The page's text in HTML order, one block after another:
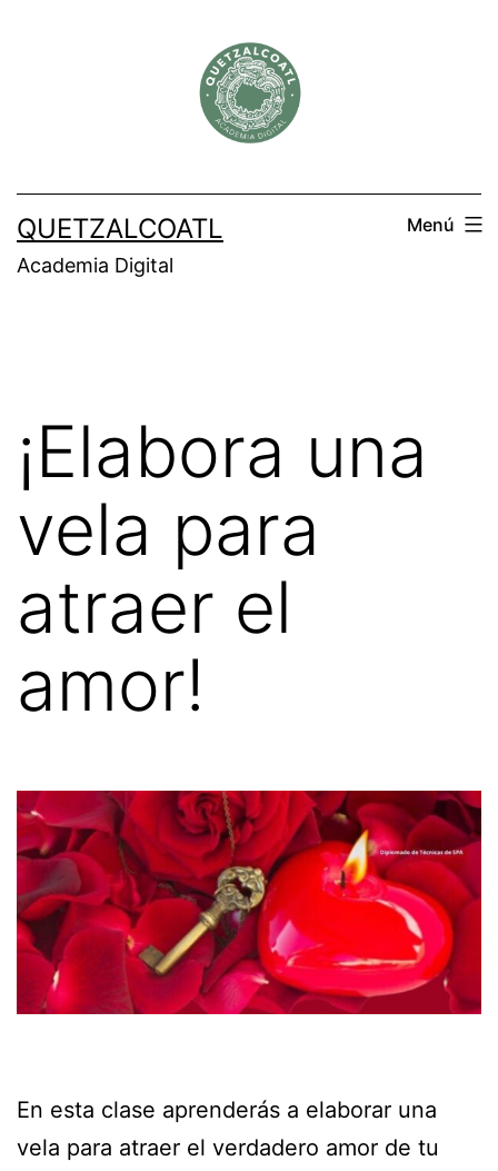
QUETZALCOATL
Academia Digital
Menú
¡Elabora una
vela para
atraer el
amor!
En esta clase aprenderás a elaborar una
vela para atraer el verdadero amor de tu